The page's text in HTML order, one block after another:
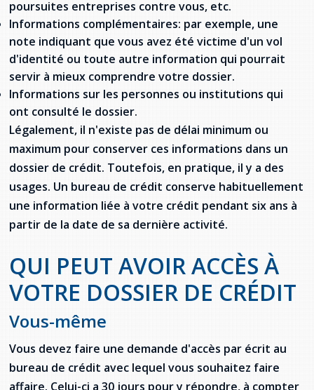
Lee Trowbridge
Randy Follet
Skye Fisher
Pamela Tucker
Anastasia Knudsen
Brian Kizner
Marc-Alexandre Mestres
Stacy Smith
Nancy Dillon
Clare Halleran
Joseph Kayumba
poursuites entreprises contre vous, etc.
Informations complémentaires: par exemple, une
note indiquant que vous avez été victime d'un vol
d'identité ou toute autre information qui pourrait
servir à mieux comprendre votre dossier.
Informations sur les personnes ou institutions qui
ont consulté le dossier.
Légalement, il n'existe pas de délai minimum ou
maximum pour conserver ces informations dans un
dossier de crédit. Toutefois, en pratique, il y a des
usages. Un bureau de crédit conserve habituellement
une information liée à votre crédit pendant six ans à
partir de la date de sa dernière activité.
QUI PEUT AVOIR ACCÈS À
VOTRE DOSSIER DE CRÉDIT
Vous-même
Vous devez faire une demande d'accès par écrit au
bureau de crédit avec lequel vous souhaitez faire
affaire. Celui-ci a 30 jours pour y répondre, à compter